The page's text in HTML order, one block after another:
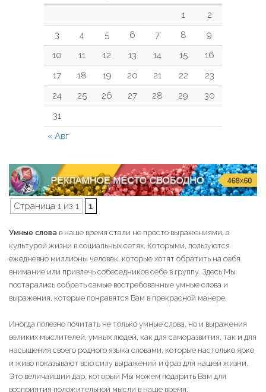
« Авг
1
2
3
4 5 6 7 8
9
10
11 12 13 14 15
16
17
18 19 20 21 22
23
24
25 26 27 28 29
30
31
Страница 1 из 1 1
Умные слова в наше время стали не просто выражениями, а
культурой жизни в социальных сетях. Которыми, пользуются
ежедневно миллионы человек, которые хотят обратить на себя
внимание или привлечь собеседников себе в группу. Здесь Мы
постарались собрать самые востребованные умные слова и
выражения, которые понравятся Вам в прекрасной манере.
Иногда полезно почитать не только умные слова, но и выражения
великих мыслителей, умных людей, как для саморазвития, так и для
насыщения своего родного языка словами, которые настолько ярко
и живо показывают всю силу выражений и фраз для нашей жизни.
Это величайший дар, который Мы можем подарить Вам для
восприятия положительной мысли в наше время.